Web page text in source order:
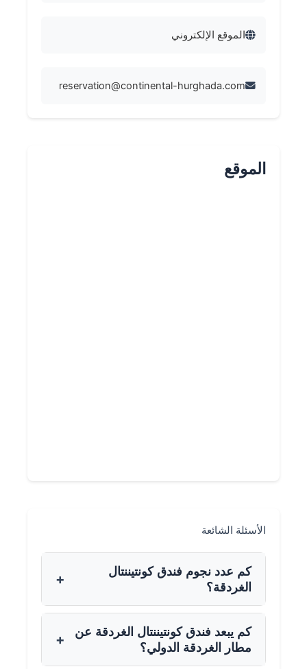
الموقع الإلكتروني
reservation@continental-hurghada.com
الموقع
الأسئلة الشائعة
كم عدد نجوم فندق كونتيننتال
الغردقة؟
+
كم يبعد فندق كونتيننتال الغردقة عن
مطار الغردقة الدولي؟
+